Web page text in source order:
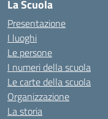
La Scuola
Presentazione
I luoghi
Le persone
I numeri della scuola
Le carte della scuola
Organizzazione
La storia